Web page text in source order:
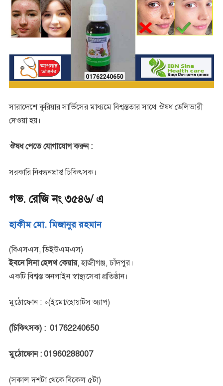
সারাদেশে কুরিয়ার সার্ভিসের মাধ্যমে বিশ্বস্ততার সাথে ঔষধ ডেলিভারী
দেওয়া হয়।
ঔষধ পেতে যোগাযোগ করুন :
সরকারি নিবন্ধনপ্রাপ্ত চিকিৎসক।
গভ. রেজি নং ৩৫৪৬/ এ
হাকীম মো. মিজানুর রহমান
(বিএসএস, ডিইউএমএস)
ইবনে সিনা হেলথ কেয়ার, হাজীগঞ্জ, চাঁদপুর।
একটি বিশ্বস্ত অনলাইন স্বাস্থ্যসেবা প্রতিষ্ঠান।
মুঠোফোন : »(ইমো/হোয়াটস অ্যাপ)
(চিকিৎসক) : 01762240650
মুঠোফোন : 01960288007
(সকাল দশটা থেকে বিকেল ৫টা)